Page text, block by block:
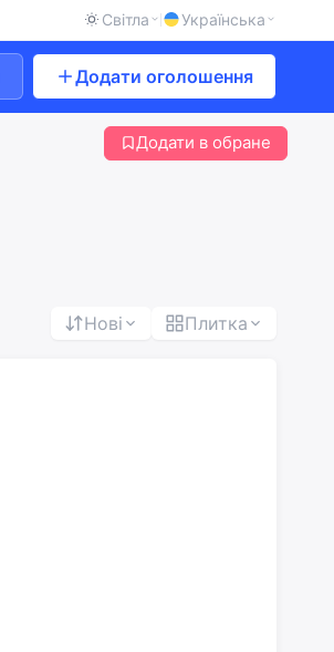
Світла Українська
Додати оголошення
Додати в обране
Нові Плитка